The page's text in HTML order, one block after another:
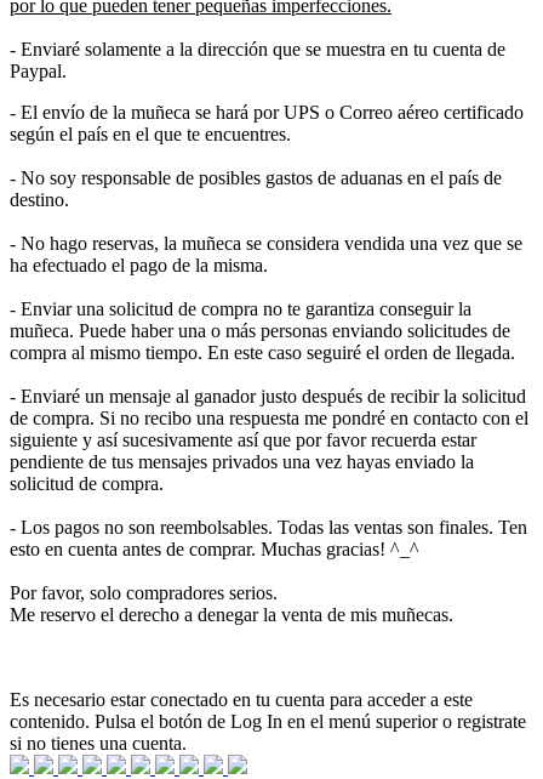
por lo que pueden tener pequeñas imperfecciones.
- Enviaré solamente a la dirección que se muestra en tu cuenta de
Paypal.
- El envío de la muñeca se hará por UPS o Correo aéreo certificado
según el país en el que te encuentres.
- No soy responsable de posibles gastos de aduanas en el país de
destino.
- No hago reservas, la muñeca se considera vendida una vez que se
ha efectuado el pago de la misma.
- Enviar una solicitud de compra no te garantiza conseguir la
muñeca. Puede haber una o más personas enviando solicitudes de
compra al mismo tiempo. En este caso seguiré el orden de llegada.
- Enviaré un mensaje al ganador justo después de recibir la solicitud
de compra. Si no recibo una respuesta me pondré en contacto con el
siguiente y así sucesivamente así que por favor recuerda estar
pendiente de tus mensajes privados una vez hayas enviado la
solicitud de compra.
- Los pagos no son reembolsables. Todas las ventas son finales. Ten
esto en cuenta antes de comprar. Muchas gracias! ^_^
Por favor, solo compradores serios.
Me reservo el derecho a denegar la venta de mis muñecas.
Es necesario estar conectado en tu cuenta para acceder a este
contenido. Pulsa el botón de Log In en el menú superior o registrate
si no tienes una cuenta.